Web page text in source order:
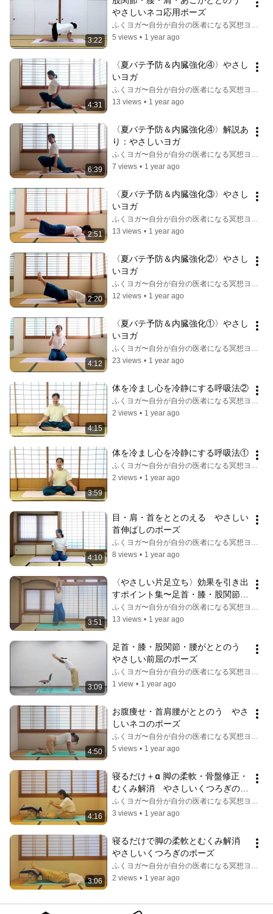
3:22
やさしいネコ応用ポーズ
ふくヨガ〜自分が自分の医者になる冥想ヨガ〜
5 views • 1 year ago
4:31
〈夏バテ予防＆内臓強化④〉やさし
いヨガ
ふくヨガ〜自分が自分の医者になる冥想ヨガ〜
13 views • 1 year ago
6:39
〈夏バテ予防＆内臓強化④〉解説あ
り：やさしいヨガ
ふくヨガ〜自分が自分の医者になる冥想ヨガ〜
7 views • 1 year ago
2:51
〈夏バテ予防＆内臓強化③〉やさし
いヨガ
ふくヨガ〜自分が自分の医者になる冥想ヨガ〜
13 views • 1 year ago
2:20
〈夏バテ予防＆内臓強化②〉やさし
いヨガ
ふくヨガ〜自分が自分の医者になる冥想ヨガ〜
12 views • 1 year ago
4:12
〈夏バテ予防＆内臓強化①〉やさし
いヨガ
ふくヨガ〜自分が自分の医者になる冥想ヨガ〜
23 views • 1 year ago
4:15
体を冷まし心を冷静にする呼吸法②
ふくヨガ〜自分が自分の医者になる冥想ヨガ〜
2 views • 1 year ago
3:59
体を冷まし心を冷静にする呼吸法①
ふくヨガ〜自分が自分の医者になる冥想ヨガ〜
2 views • 1 year ago
4:10
目・肩・首をととのえる　やさしい
首伸ばしのポーズ
ふくヨガ〜自分が自分の医者になる冥想ヨガ〜
8 views • 1 year ago
3:51
〈やさしい片足立ち〉効果を引き出
すポイント集〜足首・膝・股関節・
全身がととのう
ふくヨガ〜自分が自分の医者になる冥想ヨガ〜
13 views • 1 year ago
3:09
足首・膝・股関節・腰がととのう
やさしい前屈のポーズ
ふくヨガ〜自分が自分の医者になる冥想ヨガ〜
1 view • 1 year ago
4:50
お腹痩せ・首肩腰がととのう　やさ
しいネコのポーズ
ふくヨガ〜自分が自分の医者になる冥想ヨガ〜
5 views • 1 year ago
4:16
寝るだけ＋α 脚の柔軟・骨盤修正・
むくみ解消　やさしいくつろぎのポ
ーズ
ふくヨガ〜自分が自分の医者になる冥想ヨガ〜
3 views • 1 year ago
3:06
寝るだけで脚の柔軟とむくみ解消
やさしいくつろぎのポーズ
ふくヨガ〜自分が自分の医者になる冥想ヨガ〜
2 views • 1 year ago